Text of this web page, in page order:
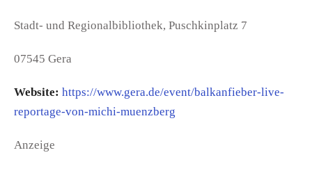
Stadt- und Regionalbibliothek, Puschkinplatz 7
07545 Gera
Website: https://www.gera.de/event/balkanfieber-live-
reportage-von-michi-muenzberg
Anzeige